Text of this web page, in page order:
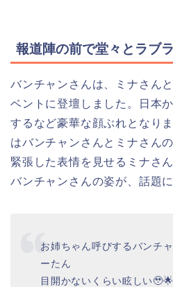
報道陣の前で堂々とラブ
バンチャンさんは、ミナさん
ベントに登壇しました。日本
するなど豪華な顔ぶれとなり
はバンチャンさんとミナさん
緊張した表情を見せるミナさ
バンチャンさんの姿が、話題
お姉ちゃん呼びするバンチ
ーたん
目開かないくらい眩しい🥹🌟